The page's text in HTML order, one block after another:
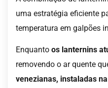
uma estratégia eficiente
temperatura em galpões
Enquanto os lanternins
removendo o ar quente
venezianas, instaladas